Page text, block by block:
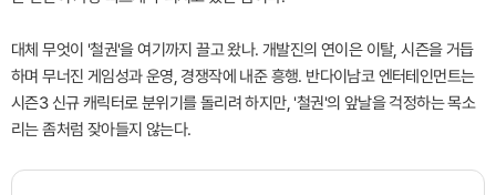
대체 무엇이 '철권'을 여기까지 끌고 왔나. 개발진의 연이은 이탈, 시즌을 거듭
하며 무너진 게임성과 운영, 경쟁작에 내준 흥행. 반다이남코 엔터테인먼트는
시즌3 신규 캐릭터로 분위기를 돌리려 하지만, '철권'의 앞날을 걱정하는 목소
리는 좀처럼 잦아들지 않는다.